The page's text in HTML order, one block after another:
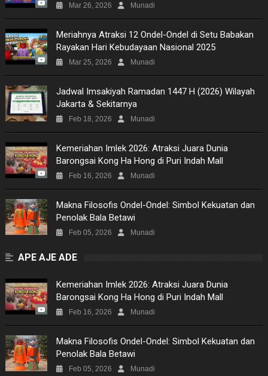
Mar 26, 2026 Munadi
Meriahnya Atraksi 12 Ondel-Ondel di Setu Babakan
Rayakan Hari Kebudayaan Nasional 2025
Mar 25, 2026 Munadi
Jadwal Imsakiyah Ramadan 1447 H (2026) Wilayah
Jakarta & Sekitarnya
Feb 18, 2026 Munadi
Kemeriahan Imlek 2026: Atraksi Juara Dunia
Barongsai Kong Ha Hong di Puri Indah Mall
Feb 16, 2026 Munadi
Makna Filosofis Ondel-Ondel: Simbol Kekuatan dan
Penolak Bala Betawi
Feb 05, 2026 Munadi
APE AJE ADE
Kemeriahan Imlek 2026: Atraksi Juara Dunia
Barongsai Kong Ha Hong di Puri Indah Mall
Feb 16, 2026 Munadi
Makna Filosofis Ondel-Ondel: Simbol Kekuatan dan
Penolak Bala Betawi
Feb 05, 2026 Munadi